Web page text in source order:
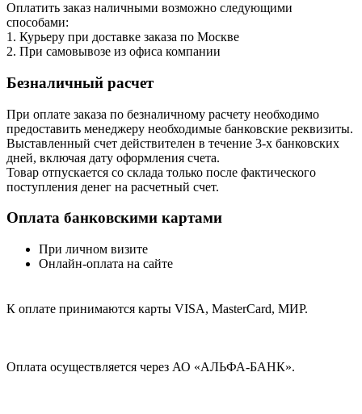
Оплатить заказ наличными возможно следующими
способами:
1. Курьеру при доставке заказа по Москве
2. При самовывозе из офиса компании
Безналичный расчет
При оплате заказа по безналичному расчету необходимо
предоставить менеджеру необходимые банковские реквизиты.
Выставленный счет действителен в течение 3-х банковских
дней, включая дату оформления cчета.
Товар отпускается со склада только после фактического
поступления денег на расчетный счет.
Оплата банковскими картами
При личном визите
Онлайн-оплата на сайте
К оплате принимаются карты VISA, MasterCard, МИР.
Оплата осуществляется через АО «АЛЬФА-БАНК».